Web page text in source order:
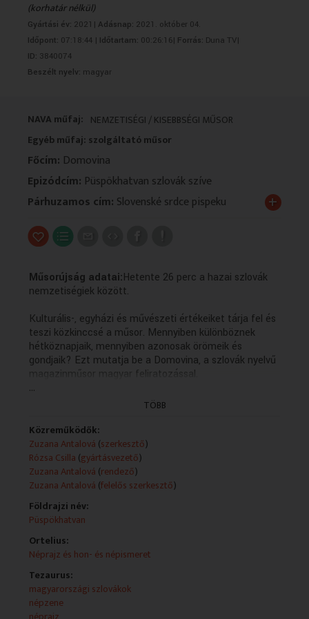
(korhatár nélkül)
Gyártási év: 2021| Adásnap: 2021. október 04.
Időpont: 07:18:44 | Időtartam: 00:26:16| Forrás: Duna TV|
ID: 3840074
Beszélt nyelv: magyar
NAVA műfaj: NEMZETISÉGI / KISEBBSÉGI MŰSOR
Egyéb műfaj: szolgáltató műsor
Főcím: Domovina
Epizódcím: Püspökhatvan szlovák szíve
Párhuzamos cím: Slovenské srdce pispeku +
Műsorújság adatai:Hetente 26 perc a hazai szlovák
nemzetiségiek között.
Kulturális-, egyházi és művészeti értékeiket tárja fel és
teszi közkinccsé a műsor. Mennyiben különböznek
hétköznapjaik, mennyiben azonosak örömeik és
gondjaik? Ezt mutatja be a Domovina, a szlovák nyelvű
magazinműsor magyar feliratozással.
Szlovák nyelvű nemzetiségi magazin
www.mediaklikk.hu.
Műsorszolgáltatói ismertető:
Püspökhatvan szlovák szíve
vonul majd be Püspökhatvan történetébe, annyi fontos
eseményre került sor a faluban. A Szent Lőrinc
templomban a felújított épület újraszentelésének
tiszteletére szlovák-magyar hálaadó szentmisét
Volter Domonkos „Püspökhatvan népi vallásossága”
című, első kötetét mutatták be. Az ifjú szerző még
diák, a budapesti Eötvös Loránd Tudományegyetem
...
TÖBB
Közreműködők:
Zuzana Antalová (szerkesztő)
Rózsa Csilla (gyártásvezető)
Zuzana Antalová (rendező)
Zuzana Antalová (felelős szerkesztő)
Földrajzi név:
Püspökhatvan
Ortelius:
Néprajz és hon- és népismeret
Tezaurus:
magyarországi szlovákok
népzene